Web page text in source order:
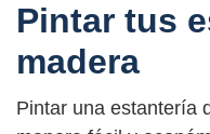
Pintar tus
madera
Pintar una estantería